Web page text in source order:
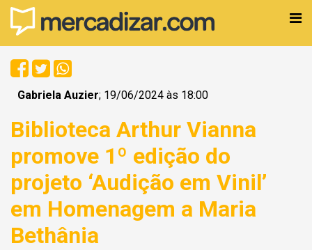
Gabriela Auzier; 19/06/2024 às 18:00
Biblioteca Arthur Vianna
promove 1º edição do
projeto ‘Audição em Vinil’
em Homenagem a Maria
Bethânia